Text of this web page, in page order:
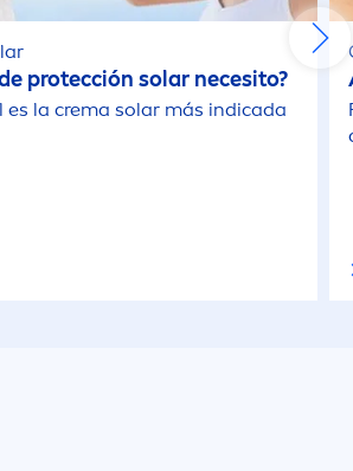
protección solar necesito?
es la crema solar más indicada